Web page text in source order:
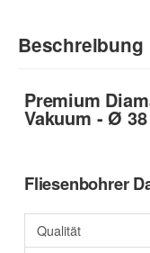
Beschreibung
Premium
Vakuum - Ø
Fliesenbohrer
Qualität